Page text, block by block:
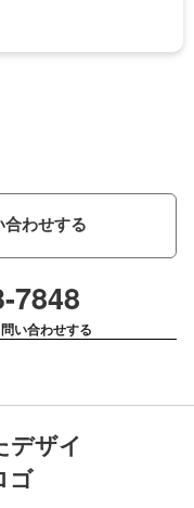
合わせする
7848
い合わせする
デザイ
ゴ